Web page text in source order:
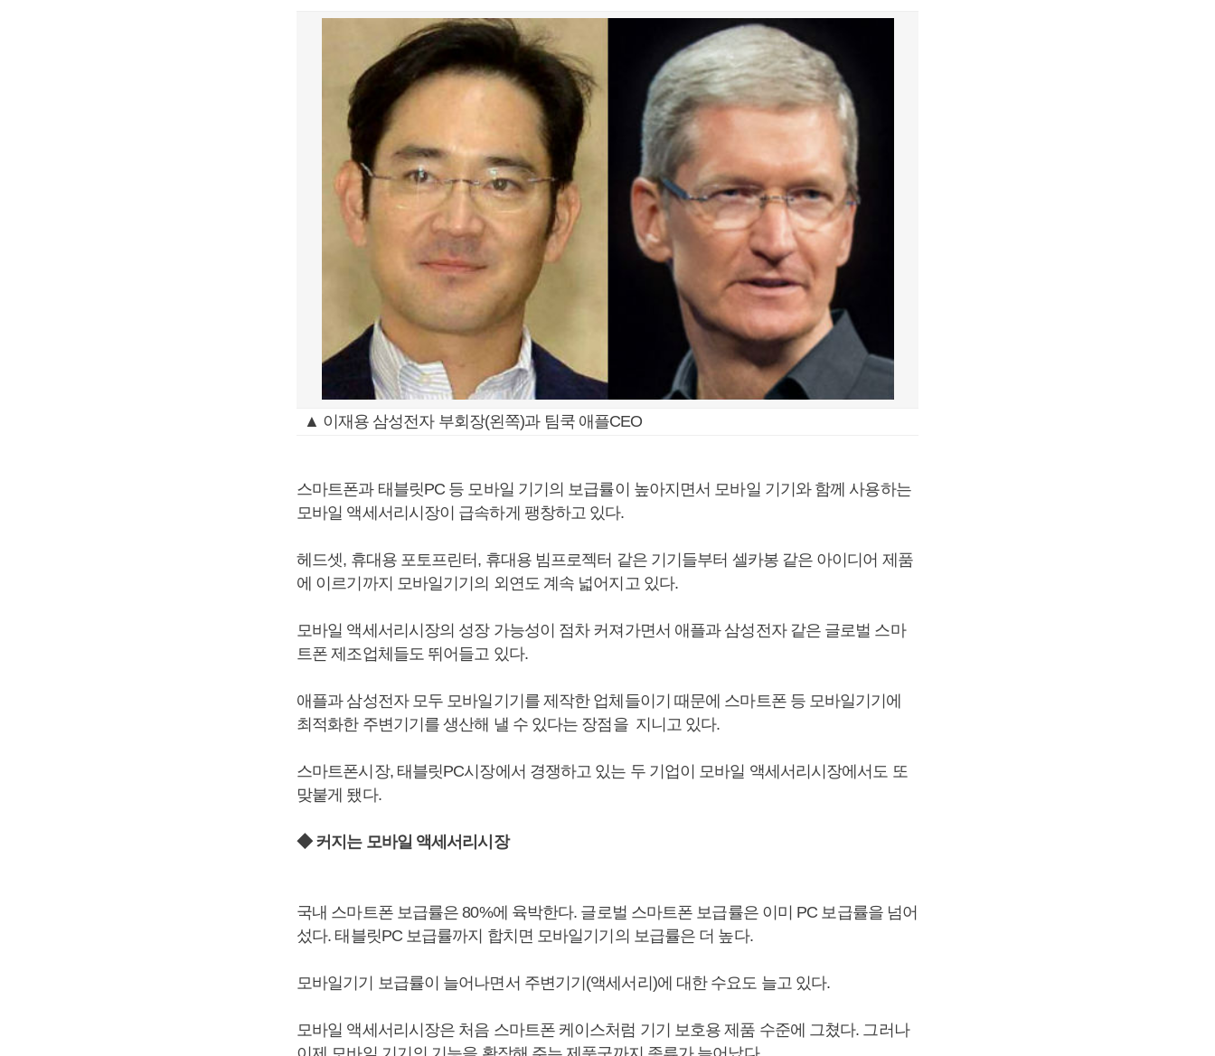
▲ 이재용 삼성전자 부회장(왼쪽)과 팀쿡 애플CEO
스마트폰과 태블릿PC 등 모바일 기기의 보급률이 높아지면서 모바일 기기와 함께 사용하는
모바일 액세서리시장이 급속하게 팽창하고 있다.
헤드셋, 휴대용 포토프린터, 휴대용 빔프로젝터 같은 기기들부터 셀카봉 같은 아이디어 제품
에 이르기까지 모바일기기의 외연도 계속 넓어지고 있다.
모바일 액세서리시장의 성장 가능성이 점차 커져가면서 애플과 삼성전자 같은 글로벌 스마
트폰 제조업체들도 뛰어들고 있다.
애플과 삼성전자 모두 모바일기기를 제작한 업체들이기 때문에 스마트폰 등 모바일기기에
최적화한 주변기기를 생산해 낼 수 있다는 장점을 지니고 있다.
스마트폰시장, 태블릿PC시장에서 경쟁하고 있는 두 기업이 모바일 액세서리시장에서도 또
맞붙게 됐다.
◆ 커지는 모바일 액세서리시장
국내 스마트폰 보급률은 80%에 육박한다. 글로벌 스마트폰 보급률은 이미 PC 보급률을 넘어
섰다. 태블릿PC 보급률까지 합치면 모바일기기의 보급률은 더 높다.
모바일기기 보급률이 늘어나면서 주변기기(액세서리)에 대한 수요도 늘고 있다.
모바일 액세서리시장은 처음 스마트폰 케이스처럼 기기 보호용 제품 수준에 그쳤다. 그러나